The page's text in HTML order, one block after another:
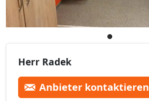
Herr Radek
Anbieter kontaktieren